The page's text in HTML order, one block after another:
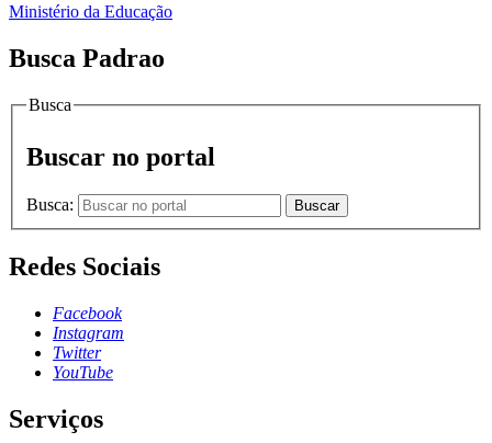
Ministério da Educação
Busca Padrao
Busca
Buscar no portal
Busca: Buscar
Redes Sociais
Facebook
Instagram
Twitter
YouTube
Serviços